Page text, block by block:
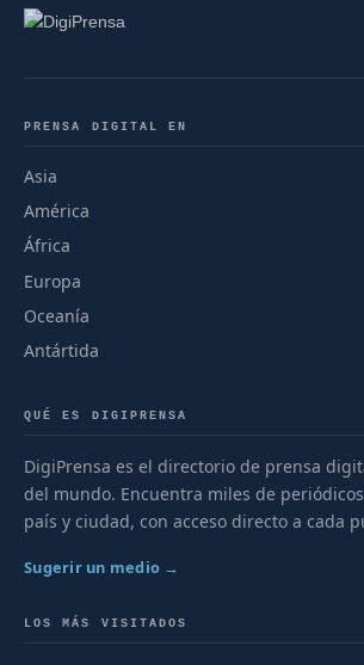
PRENSA DIGITAL EN
Asia
América
África
Europa
Oceanía
Antártida
QUÉ ES DIGIPRENSA
DigiPrensa es el directorio de prensa
del mundo. Encuentra miles de
país y ciudad, con acceso directo a cada
Sugerir un medio →
LOS MÁS VISITADOS